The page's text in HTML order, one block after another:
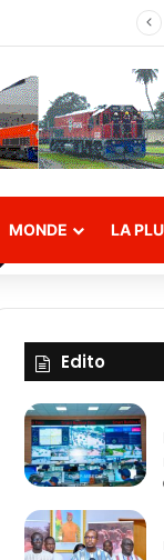
MONDE LA
Edito